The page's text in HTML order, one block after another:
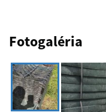
Fotogaléria